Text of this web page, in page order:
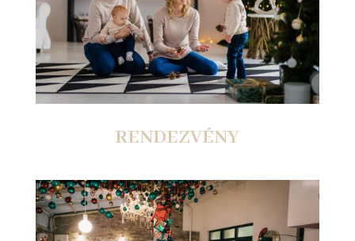
RENDEZVÉNY